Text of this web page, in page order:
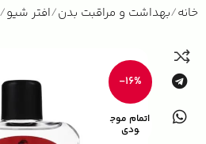
خانه بهداشت و مراقبت بدن افتر شیو
-16%
اتمام موج
ودی